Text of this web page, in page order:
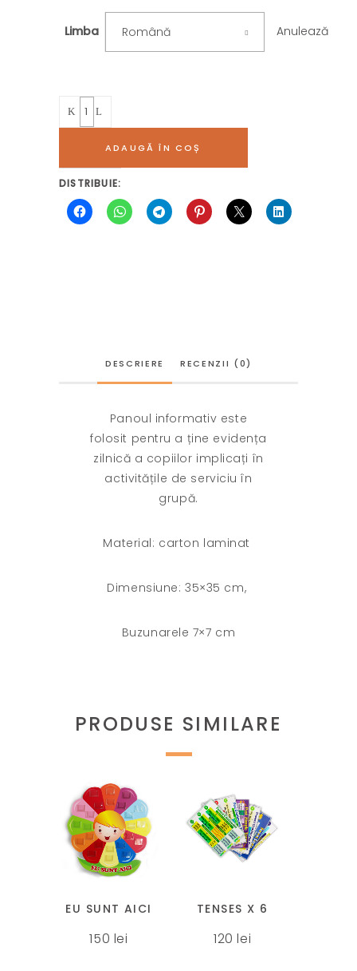
Limba Română Anulează
Quantity
ADAUGĂ ÎN COȘ
DISTRIBUIE:
DESCRIERE RECENZII (0)
Panoul informativ este
folosit pentru a ține evidența
zilnică a copiilor implicați în
activitățile de serviciu în
grupă.
Material: carton laminat
Dimensiune: 35×35 cm,
Buzunarele 7×7 cm
PRODUSE SIMILARE
Acest
produs
are
variații.
EU SUNT AICI
150 lei
TENSES X 6
120lei